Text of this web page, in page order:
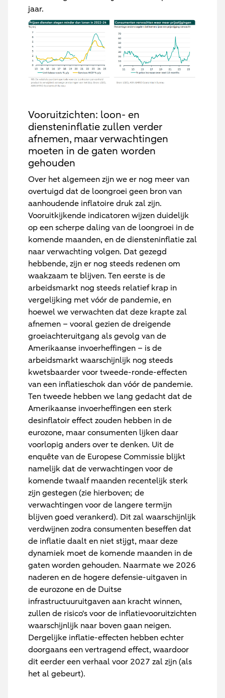
jaar.
Vooruitzichten: loon- en
diensteninflatie zullen verder
afnemen, maar verwachtingen
moeten in de gaten worden
gehouden
Over het algemeen zijn we er nog meer van
overtuigd dat de loongroei geen bron van
aanhoudende inflatoire druk zal zijn.
Vooruitkijkende indicatoren wijzen duidelijk
op een scherpe daling van de loongroei in de
komende maanden, en de diensteninflatie zal
naar verwachting volgen. Dat gezegd
hebbende, zijn er nog steeds redenen om
waakzaam te blijven. Ten eerste is de
arbeidsmarkt nog steeds relatief krap in
vergelijking met vóór de pandemie, en
hoewel we verwachten dat deze krapte zal
afnemen – vooral gezien de dreigende
groeiachteruitgang als gevolg van de
Amerikaanse invoerheffingen – is de
arbeidsmarkt waarschijnlijk nog steeds
kwetsbaarder voor tweede-ronde-effecten
van een inflatieschok dan vóór de pandemie.
Ten tweede hebben we lang gedacht dat de
Amerikaanse invoerheffingen een sterk
desinflatoir effect zouden hebben in de
eurozone, maar consumenten lijken daar
voorlopig anders over te denken. Uit de
enquête van de Europese Commissie blijkt
namelijk dat de verwachtingen voor de
komende twaalf maanden recentelijk sterk
zijn gestegen (zie hierboven; de
verwachtingen voor de langere termijn
blijven goed verankerd). Dit zal waarschijnlijk
verdwijnen zodra consumenten beseffen dat
de inflatie daalt en niet stijgt, maar deze
dynamiek moet de komende maanden in de
gaten worden gehouden. Naarmate we 2026
naderen en de hogere defensie-uitgaven in
de eurozone en de Duitse
infrastructuuruitgaven aan kracht winnen,
zullen de risico's voor de inflatievooruitzichten
waarschijnlijk naar boven gaan neigen.
Dergelijke inflatie-effecten hebben echter
doorgaans een vertragend effect, waardoor
dit eerder een verhaal voor 2027 zal zijn (als
het al gebeurt).